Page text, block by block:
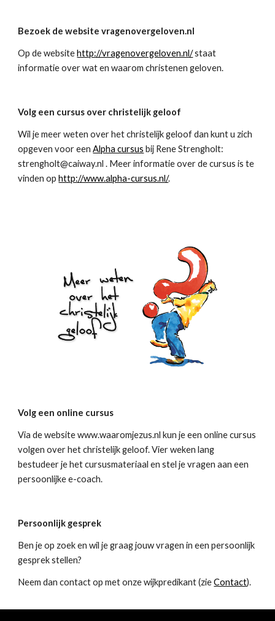
Bezoek de website vragenovergeloven.nl
Op de website http://vragenovergeloven.nl/ staat
informatie over wat en waarom christenen geloven.
Volg een cursus over christelijk geloof
Wil je meer weten over het christelijk geloof dan kunt u zich
opgeven voor een Alpha cursus bij Rene Strengholt:
strengholt@caiway.nl . Meer informatie over de cursus is te
vinden op http://www.alpha-cursus.nl/.
Volg een online cursus
Via de website www.waaromjezus.nl kun je een online cursus
volgen over het christelijk geloof. Vier weken lang
bestudeer je het cursusmateriaal en stel je vragen aan een
persoonlijke e-coach.
Persoonlijk gesprek
Ben je op zoek en wil je graag jouw vragen in een persoonlijk
gesprek stellen?
Neem dan contact op met onze wijkpredikant (zie Contact).